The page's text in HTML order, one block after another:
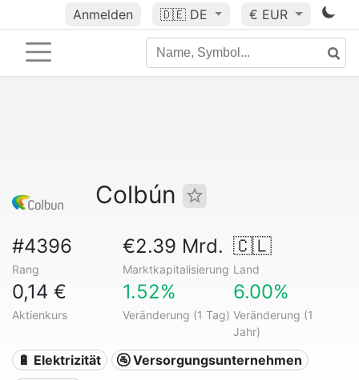
Anmelden 🇩🇪 DE € EUR
Colbún
#4396
Rang
€2.39 Mrd.
Marktkapitalisierung
🇨🇱
Land
0,14 €
Aktienkurs
1.52%
Veränderung (1 Tag)
6.00%
Veränderung (1
Jahr)
🔋 Elektrizität
🚰 Versorgungsunternehmen